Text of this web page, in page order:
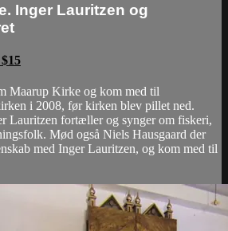
Inger Lauritzen og
Maarup Kirke og kom med til
i 2008, før kirken blev pillet ned.
Lauritzen fortæller og synger om fiskeri,
Mød også Niels Hausgaard der
med Inger Lauritzen, og kom med til